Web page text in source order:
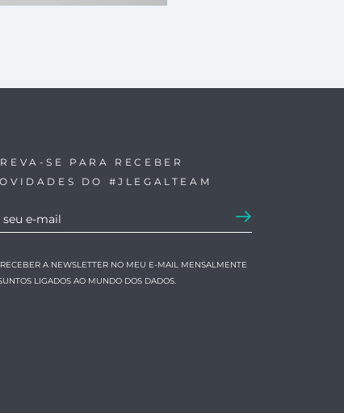
SE PARA RECEBER
DO #JLEGALTEAM
A NEWSLETTER NO MEU E-MAIL MENSALMENTE
LIGADOS AO MUNDO DOS DADOS.